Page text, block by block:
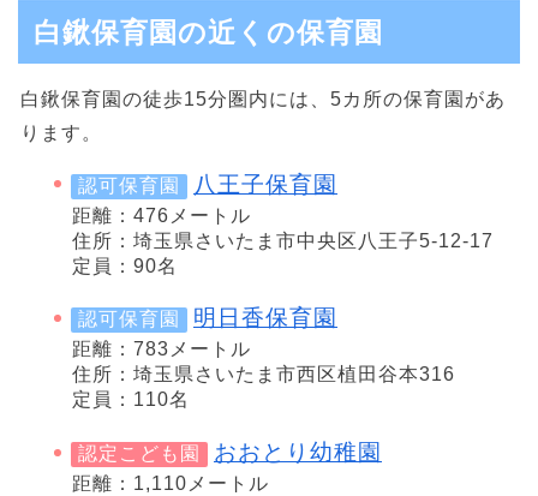
白鍬保育園の近くの保育園
白鍬保育園の徒歩15分圏内には、5カ所の保育園があ
ります。
認可保育園 八王子保育園
距離：476メートル
住所：埼玉県さいたま市中央区八王子5-12-17
定員：90名
認可保育園 明日香保育園
距離：783メートル
住所：埼玉県さいたま市西区植田谷本316
定員：110名
認定こども園 おおとり幼稚園
距離：1,110メートル